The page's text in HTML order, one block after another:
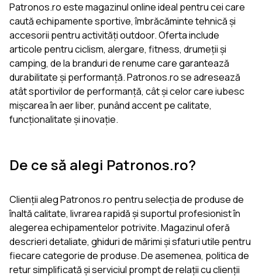
Patronos.ro este magazinul online ideal pentru cei care
caută echipamente sportive, îmbrăcăminte tehnică și
accesorii pentru activități outdoor. Oferta include
articole pentru ciclism, alergare, fitness, drumeții și
camping, de la branduri de renume care garantează
durabilitate și performanță. Patronos.ro se adresează
atât sportivilor de performanță, cât și celor care iubesc
mișcarea în aer liber, punând accent pe calitate,
funcționalitate și inovație.
De ce să alegi Patronos.ro?
Clienții aleg Patronos.ro pentru selecția de produse de
înaltă calitate, livrarea rapidă și suportul profesionist în
alegerea echipamentelor potrivite. Magazinul oferă
descrieri detaliate, ghiduri de mărimi și sfaturi utile pentru
fiecare categorie de produse. De asemenea, politica de
retur simplificată și serviciul prompt de relații cu clienții